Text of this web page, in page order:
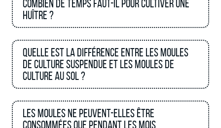
Combien de temps faut-il pour cultiver une
huître ?
Quelle est la différence entre les moules
de culture suspendue et les moules de
culture au sol ?
Les moules ne peuvent-elles être
consommées que pendant les mois